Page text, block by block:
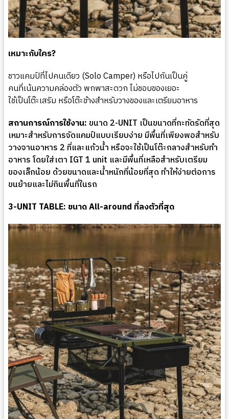
เหมาะกับใคร?
ชาวแคมป์ที่ไปคนเดียว (Solo Camper) หรือไปกันเป็นคู่
คนที่เน้นความคล่องตัว พกพาสะดวก ไม่ชอบของเยอะ
ใช้เป็นโต๊ะเสริม หรือโต๊ะข้างสำหรับวางของและเตรียมอาหาร
สถานการณ์การใช้งาน:ขนาด 2-UNIT เป็นขนาดที่กะทัดรัดที่สุด
เหมาะสำหรับการจัดแคมป์แบบเรียบง่าย มีพื้นที่เพียงพอสำหรับ
วางจานอาหาร 2 ที่และแก้วน้ำ หรือจะใช้เป็นโต๊ะกลางสำหรับทำ
อาหาร โดยใส่เตา IGT 1 unit และมีพื้นที่เหลือสำหรับเตรียม
ของเล็กน้อย ด้วยขนาดและน้ำหนักที่น้อยที่สุด ทำให้ง่ายต่อการ
ขนย้ายและไม่กินพื้นที่ในรถ
3-UNIT TABLE: ขนาด All-around ที่ลงตัวที่สุด